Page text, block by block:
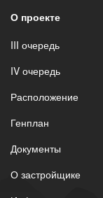
О проекте
III очередь
IV очередь
Расположение
Генплан
Документы
О застройщике